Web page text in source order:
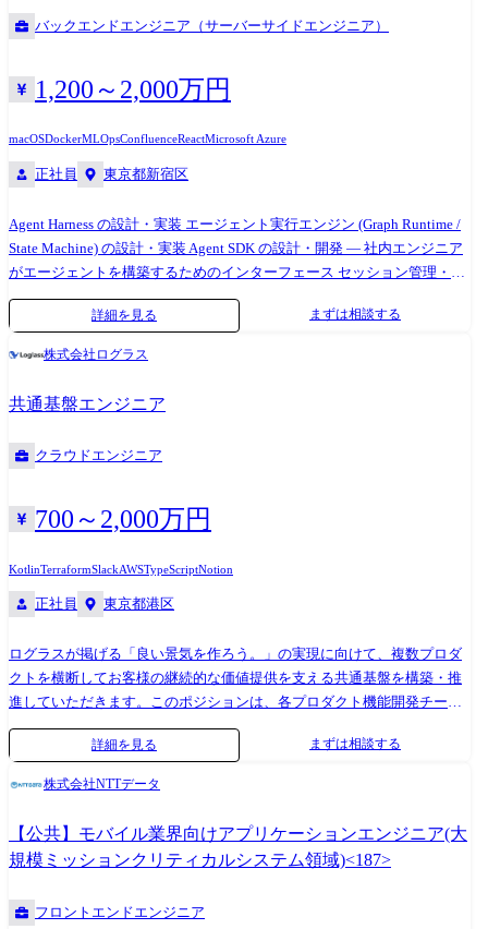
ロダクトの実行基盤を担当いただきます。 ●データ基盤 ・大規模な車両
データをDataflow等を用いてBigQueryに収集 ・3,500万ダウンロードのア
した外部データをデータ基盤に収集 ・データ加工バッチの開発・運用、
Google Cloudの様々なサービスを用いて実現 ・StreamlitやLookerなど分
高度なアルゴリズムを用いたデータプロダクトの実行基盤を設計・開
や、本番での推論サービング ・高性能かつ高可用性を担保するための設
計・実装・システム運用 ・24/365のオンコール体制(待機なし・システム
障害時に当番順にコールがあり対応) ●業務内容の変更範囲 会社が指定す
る業務全般 開発環境 ●データ基盤 ・データストア: BigQuery ・ETL:
Dataflow, 独自開発(Python) ・SQLフレームワーク: Dataform ・ワークフロ
ーエンジン: Cloud Composer(Airflow) + GKE ・メタデータ管理:Dataplex
ロダクト実行基盤 ・データストア:Redis, AWS Aurora(MySQL,
PostgreSQL) ・実行基盤:AWS:AKE etc ・言語: Go, Python ・モニタリング:
Grafana, Sentry ・その他ツール:Feast ●開発環境 ・LLM: Github Copilot,
Claude code, gemini, MCPs etc ・IDE: VS Code etc ・CI / CD: GitHub
開発部 データプラットフォームグループ:4名 ※関連チーム ・データサイ
エンティスト:20名 ・データアナリスト:8名 ・データアーキテクト:5名
バックエンドエンジニア（サーバーサイドエンジニア）
1,200～2,000万円
macOSDockerMLOpsConfluenceReactMicrosoft Azure
正社員 東京都新宿区
Agent Harness の設計・実装 エージェント実行エンジン (Graph Runtime /
State Machine) の設計・実装 Agent SDK の設計・開発 — 社内エンジニア
がエージェントを構築するためのインターフェース セッション管理・チ
ェックポイント・リカバリ機構の実装 ガードレール / ポリシー実行エン
ジンの構築 — エージェントの行動を制御するルール実行基盤 AI/ML シ
リ基盤の設計 (長期記憶、ワーキングメモリ、RAG 統合) 推論パイプライ
ンの最適化 (レイテンシ削減、コスト効率化、キャッシュ戦略) Research
Engineer と連携した最新研究成果の本番基盤への統合 オーケストレーシ
ョン・パフォーマンス ワークフローオーケストレーション・キューイン
ュ、バッチ処理) 推論リクエストのルーティング・ロードバランシング
信頼性・運用 プラットフォーム稼働率 99.9% 以上の維持 インシデント対
ント実行エンジンの設計 JAPAN AI STUDIO 上で顧客が構築する AI エー
各ステップを DAG (有向非巡回グラフ) として表現。 チェックポイント機
構により、長時間タスクの途中失敗からの自動リカバリを実現。 ● シナ
リオ 2: モデルルーティングの最適化 複数の LLM プロバイダ (OpenAI /
Anthropic / Google 等) を跨いで、タスクの種類・コスト・レイテンシに
応じた最適なモデルを自動選択するルーティングエンジンを設計。 推論
コストを 25% 削減しつつ、タスク成功率を維持。 ● シナリオ 3: ガード
該当する回答を生成しないよう、ポリシー実行エンジンを構築。 ルール
ベース + LLM ベースのハイブリッド判定により、レイテンシを 50ms 以
内に抑えつつポリシー準拠率 99.5% を達成。 ●ミッション 「企業の脳」
の Agent Harness — 実行エンジン、オーケストレーション、ガードレー
詳細を見る まずは相談する
株式会社ログラス
共通基盤エンジニア
クラウドエンジニア
700～2,000万円
KotlinTerraformSlackAWSTypeScriptNotion
正社員 東京都港区
ログラスが掲げる「良い景気を作ろう。」の実現に向けて、複数プロダ
クトを横断してお客様の継続的な価値提供を支える共通基盤を構築・推
進していただきます。このポジションは、各プロダクト機能開発チーム
とは独立した立場で、横断領域を中心にプロダクト群全体のスケーラビ
リティと整合性を担保するアーキテクチャ設計と実装、運用をリードし
ます。 ●想定される開発テーマ: ・マルチプロダクト化に対応した認証・
クトをスムーズに横断するためのグルーピングの機構や契約管理、フィ
ーチャー制御といった機能制御基盤 ・外部サービスとセキュアに連携す
るための M2M認証・認可、リミット制御、IP アドレス制限などの連携
リケーション: Go / TypeScript / Kotlin / Rust データベース: PostgreSQL /
詳細を見る まずは相談する
株式会社NTTデータ
【公共】モバイル業界向けアプリケーションエンジニア(大
規模ミッションクリティカルシステム領域)<187>
フロントエンドエンジニア